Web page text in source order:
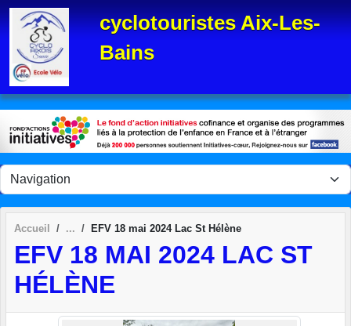
cyclotouristes Aix-Les-
Bains
Accueil EFV 18 mai 2024 Lac St Hélène
EFV 18 MAI 2024 LAC ST
HÉLÈNE
Panneau de gestion des cookies